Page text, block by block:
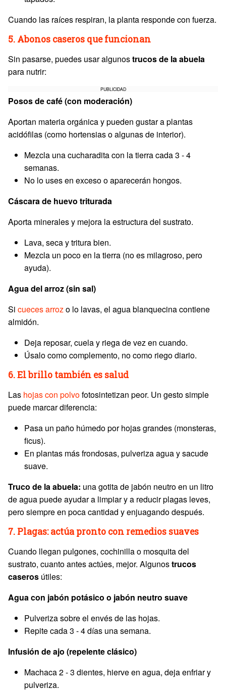
Cuando las raíces respiran, la planta responde con fuerza.
5. Abonos caseros que funcionan
Sin pasarse, puedes usar algunostrucos de la abuela
para nutrir:
PUBLICIDAD
Posos de café (con moderación)
Aportan materia orgánica y pueden gustar a plantas
acidófilas (como hortensias o algunas de interior).
Mezcla una cucharadita con la tierra cada 3 - 4
semanas.
No lo uses en exceso o aparecerán hongos.
Cáscara de huevo triturada
Aporta minerales y mejora la estructura del sustrato.
Lava, seca y tritura bien.
Mezcla un poco en la tierra (no es milagroso, pero
ayuda).
Agua del arroz (sin sal)
Si cueces arrozo lo lavas, el agua blanquecina contiene
almidón.
Deja reposar, cuela y riega de vez en cuando.
Úsalo como complemento, no como riego diario.
6. El brillo también es salud
Las hojas con polvofotosintetizan peor. Un gesto simple
puede marcar diferencia:
Pasa un paño húmedo por hojas grandes (monsteras,
ficus).
En plantas más frondosas, pulveriza agua y sacude
suave.
Truco de la abuela: una gotita de jabón neutro en un litro
de agua puede ayudar a limpiar y a reducir plagas leves,
pero siempre en poca cantidad y enjuagando después.
7. Plagas: actúa pronto con remedios suaves
Cuando llegan pulgones, cochinilla o mosquita del
sustrato, cuanto antes actúes, mejor. Algunostrucos
caseros útiles:
Agua con jabón potásico o jabón neutro suave
Pulveriza sobre el envés de las hojas.
Repite cada 3 - 4 días una semana.
Infusión de ajo (repelente clásico)
Machaca 2 - 3 dientes, hierve en agua, deja enfriar y
pulveriza.